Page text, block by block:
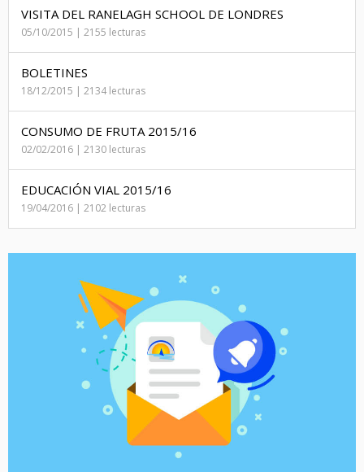
VISITA DEL RANELAGH SCHOOL DE LONDRES
05/10/2015 | 2155 lecturas
BOLETINES
18/12/2015 | 2134 lecturas
CONSUMO DE FRUTA 2015/16
02/02/2016 | 2130 lecturas
EDUCACIÓN VIAL 2015/16
19/04/2016 | 2102 lecturas